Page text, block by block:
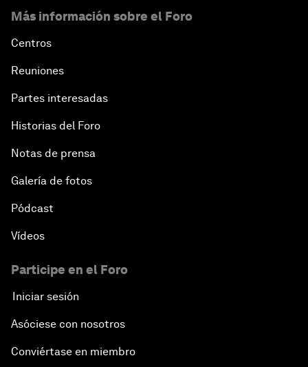
Más información sobre el Foro
Centros
Reuniones
Partes interesadas
Historias del Foro
Notas de prensa
Galería de fotos
Pódcast
Vídeos
Participe en el Foro
Iniciar sesión
Asóciese con nosotros
Conviértase en miembro